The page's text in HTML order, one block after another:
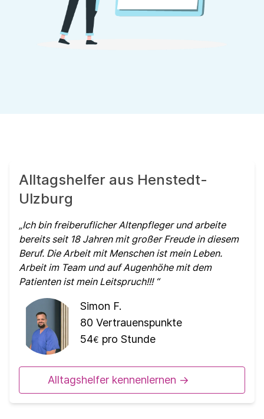
Alltagshelfer aus Henstedt-
Ulzburg
Ich bin freiberuflicher Altenpfleger und arbeite
bereits seit 18 Jahren mit großer Freude in diesem
Beruf. Die Arbeit mit Menschen ist mein Leben.
Arbeit im Team und auf Augenhöhe mit dem
Patienten ist mein Leitspruch!!!
Simon F.
80 Vertrauenspunkte
54€ pro Stunde
Alltagshelfer kennenlernen ->